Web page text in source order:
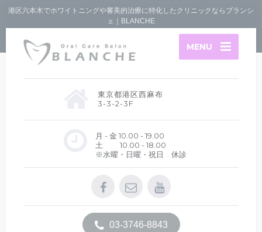
港区六本木でホワイトニングや審美的治療に特化したクリニックならブランシ
ェ｜BLANCHE
MENU
東京都港区西麻布
3-3-2-3F
月 - 金 10.00 - 19.00
土 10.00 - 18.00
※水曜・日曜・祝日 休診
03-3746-8843